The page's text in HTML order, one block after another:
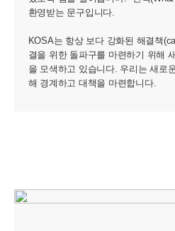
환영받는 문구입니다.
KOSA는 항상 보다 강화된 해결책
결을 위한 돌파구를 마련하기 위해
을 모색하고 있습니다. 우리는 새로
해 경계하고 대책을 마련합니다.